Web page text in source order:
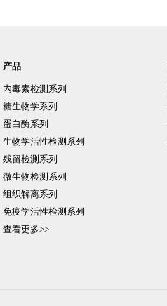
产品
内毒素检测系列
糖生物学系列
蛋白酶系列
生物学活性检测系列
残留检测系列
微生物检测系列
组织解离系列
免疫学活性检测系列
查看更多>>